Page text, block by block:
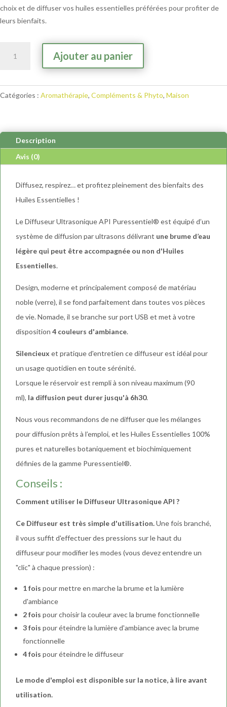
choix et de diffuser vos huiles essentielles préférées pour profiter de
leurs bienfaits.
Ultrasonique
API
Ajouter au panier
e
r
i
v
:
Catégories : Aromathérapie, Compléments & Phyto, Maison
Description
Avis (0)
Diffusez, respirez… et profitez pleinement des bienfaits des
Huiles Essentielles !
Le Diffuseur Ultrasonique API Puressentiel® est équipé d’un
système de diffusion par ultrasons délivrant une brume d’eau
légère qui peut être accompagnée ou non d'Huiles
Essentielles.
Design, moderne et principalement composé de matériau
noble (verre), il se fond parfaitement dans toutes vos pièces
de vie. Nomade, il se branche sur port USB et met à votre
disposition 4 couleurs d'ambiance.
Silencieux et pratique d'entretien ce diffuseur est idéal pour
un usage quotidien en toute sérénité.
Lorsque le réservoir est rempli à son niveau maximum (90
ml), la diffusion peut durer jusqu'à 6h30.
Nous vous recommandons de ne diffuser que les mélanges
pour diffusion prêts à l’emploi, et les Huiles Essentielles 100%
pures et naturelles botaniquement et biochimiquement
définies de la gamme Puressentiel®.
Conseils :
Comment utiliser le Diffuseur Ultrasonique API ?
Ce Diffuseur est très simple d'utilisation.Une fois branché,
il vous suffit d'effectuer des pressions sur le haut du
diffuseur pour modifier les modes (vous devez entendre un
"clic" à chaque pression) :
1 fois pour mettre en marche la brume et la lumière
d'ambiance
2 fois pour choisir la couleur avec la brume fonctionnelle
3 fois pour éteindre la lumière d'ambiance avec la brume
fonctionnelle
4 fois pour éteindre le diffuseur
Le mode d'emploi est disponible sur la notice, à lire avant
utilisation.